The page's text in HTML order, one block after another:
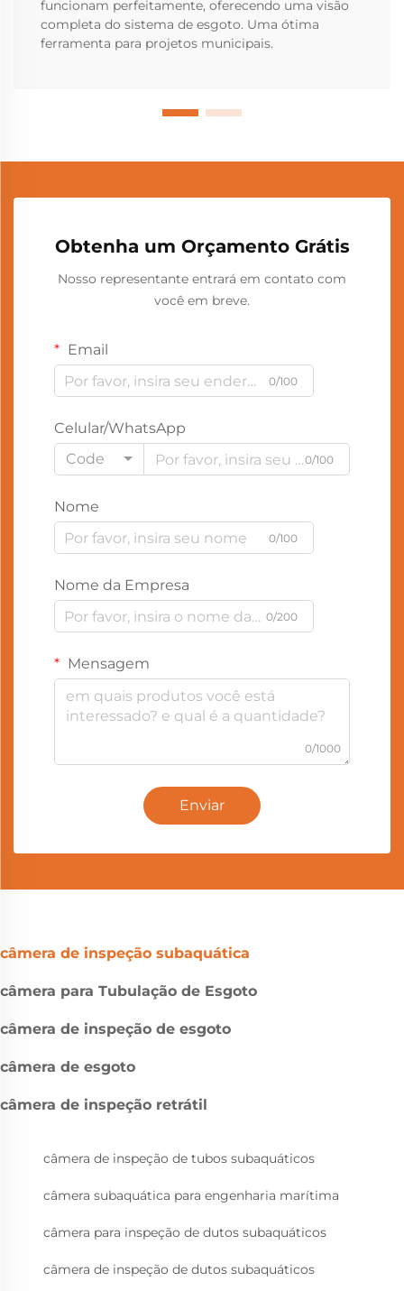
funcionam perfeitamente, oferecendo uma visão
completa do sistema de esgoto. Uma ótima
ferramenta para projetos municipais.
Obtenha um Orçamento Grátis
Nosso representante entrará em contato com
você em breve.
Email
0/100
Celular/WhatsApp
Code
0/100
Nome
0/100
Nome da Empresa
0/200
Mensagem
0/1000
Enviar
câmera de inspeção subaquática
câmera para Tubulação de Esgoto
câmera de inspeção de esgoto
câmera de esgoto
câmera de inspeção retrátil
câmera de inspeção de tubos subaquáticos
câmera subaquática para engenharia marítima
câmera para inspeção de dutos subaquáticos
câmera de inspeção de dutos subaquáticos